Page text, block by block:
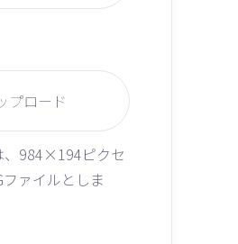
、984×194ピクセ
ァイルとしま